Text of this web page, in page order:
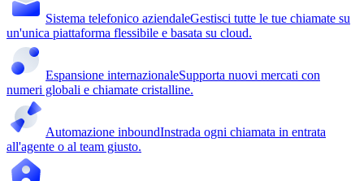
Sistema telefonico aziendaleGestisci tutte le tue chiamate su
un'unica piattaforma flessibile e basata su cloud.
Espansione internazionaleSupporta nuovi mercati con
numeri globali e chiamate cristalline.
Automazione inboundInstrada ogni chiamata in entrata
all'agente o al team giusto.